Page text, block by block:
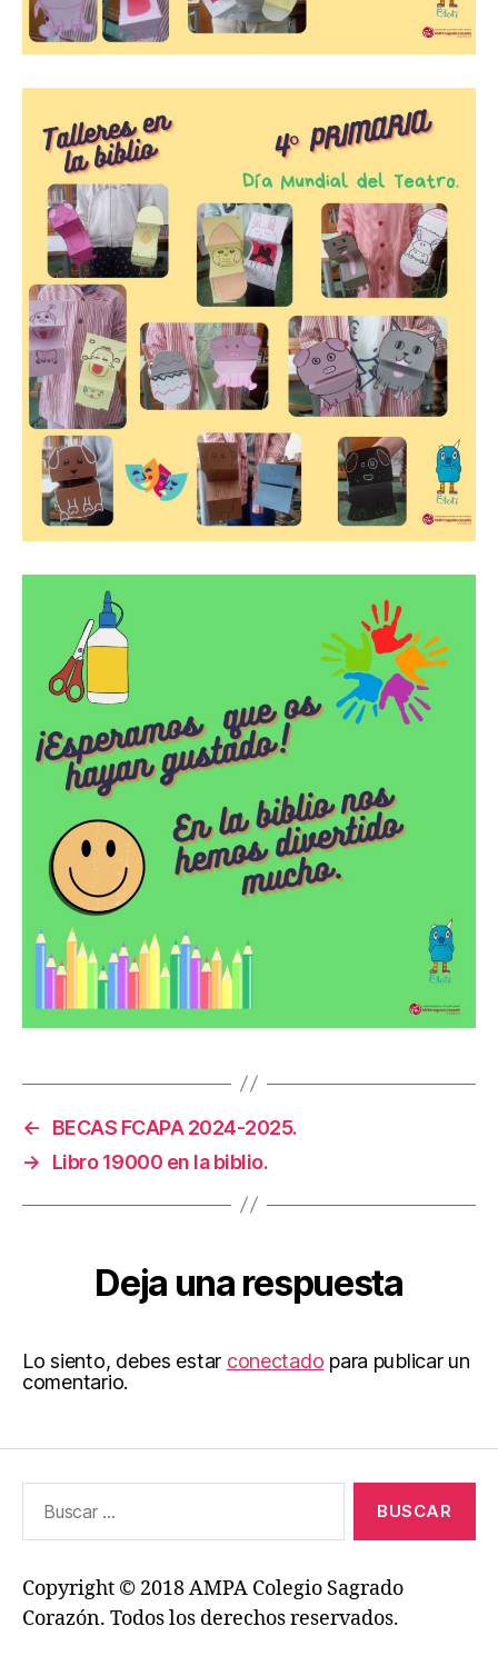
←
BECAS FCAPA 2024-2025.
→
Libro 19000 en la biblio.
Deja una respuesta
Lo siento, debes estar conectado para publicar un
comentario.
Copyright © 2018 AMPA Colegio Sagrado
Corazón. Todos los derechos reservados.